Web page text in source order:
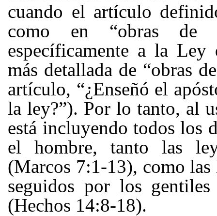
cuando el artículo
como en “obras de
específicamente a la
más detallada de “obras
artículo, “¿Enseñó el
la ley?”). Por lo tanto, al
está incluyendo todos los
el hombre, tanto las
(Marcos 7:1-13), como
seguidos por los
(Hechos 14:8-18).